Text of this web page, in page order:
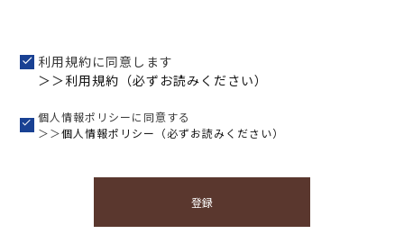
利用規約に同意します
＞＞利用規約（必ずお読みください）
個人情報ポリシーに同意する
＞＞個人情報ポリシー（必ずお読みください）
登録